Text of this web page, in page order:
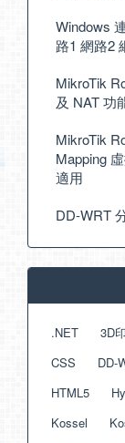
Windows
路1 網路2
MikroTik
及 NAT 功
MikroTik
Mapping
適用
DD-WRT
.NET 3D
CSS
DD-
HTML5
Kossel